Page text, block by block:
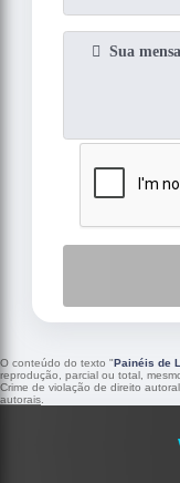
O conteúdo do texto "Painéis de
reprodução, parcial ou total,
Crime de violação de direito
autorais